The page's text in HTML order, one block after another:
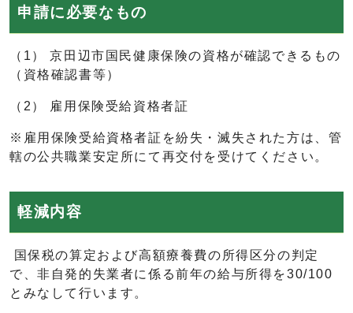
申請に必要なもの
（1） 京田辺市国民健康保険の資格が確認できるもの
（資格確認書等）
（2） 雇用保険受給資格者証
※雇用保険受給資格者証を紛失・滅失された方は、管
轄の公共職業安定所にて再交付を受けてください。
軽減内容
国保税の算定および高額療養費の所得区分の判定
で、非自発的失業者に係る前年の給与所得を30/100
とみなして行います。